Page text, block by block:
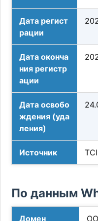
Дата регист
рации
Дата оконча
ния регистр
ации
Дата освобо
ждения (уда
ления)
Источник TCI
По данным
Домен